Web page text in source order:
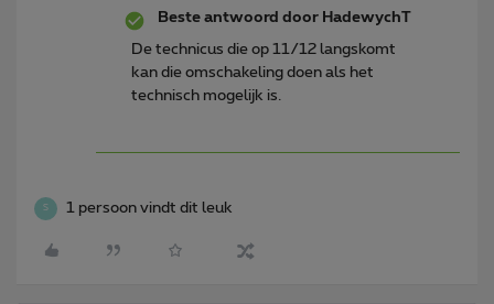
Beste antwoord door HadewychT
De technicus die op 11/12 langskomt
kan die omschakeling doen als het
technisch mogelijk is.
S 1 persoon vindt dit leuk